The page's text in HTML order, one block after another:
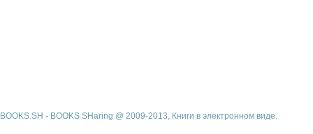
BOOKS.SH - BOOKS SHaring @ 2009-2013, Книги в электронном виде.